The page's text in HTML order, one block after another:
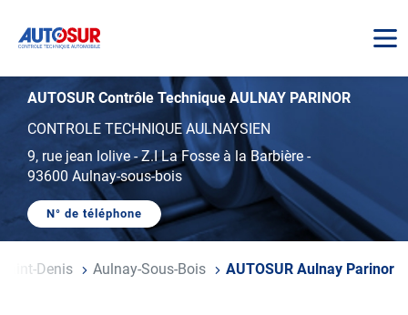
AUTOSUR
AUTOSUR Contrôle Technique AULNAY PARINOR
CONTROLE TECHNIQUE AULNAYSIEN
9, rue jean lolive-Z.I La Fosse à la Barbière -
93600 Aulnay-sous-bois
N° de téléphone
AFFICHER
DE
TÉLÉPHONE
Denis Aulnay-Sous-Bois AUTOSUR Aulnay Parinor